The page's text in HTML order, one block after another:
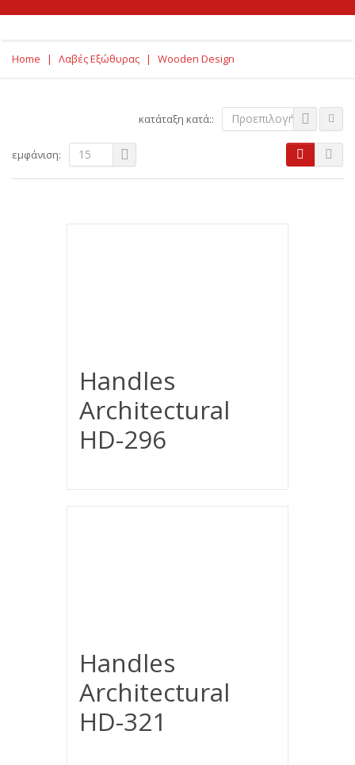
Home | Λαβές Εξώθυρας | Wooden Design
κατάταξη κατά:: Προεπιλογή
εμφάνιση: 15
Handles
Architectural
HD-296
Handles
Architectural
HD-321